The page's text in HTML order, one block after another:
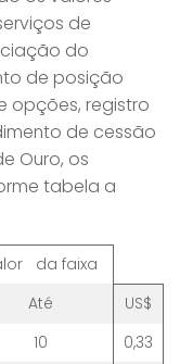
de
do
de posição
opções, registro
de cessão
Ouro, os
tabela a
da faixa
Até
US$
10
0,33